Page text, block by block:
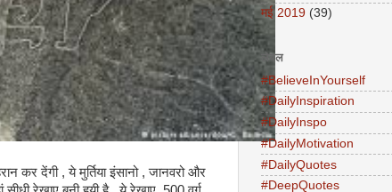
कर देंगी , ये मुर्तिया इंसानो , जानवरो और
मई 2019 (39)
लेबल
#BelieveInYourself
#DailyInspiration
#DailyInspo
#DailyMotivation
#DailyQuotes
#DeepQuotes